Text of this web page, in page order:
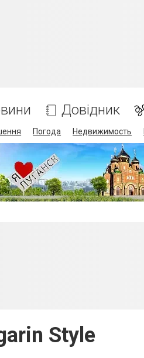
Довідник
Погода Недвижимость
Style